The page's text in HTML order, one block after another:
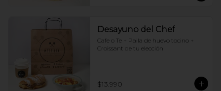
Desayuno del Chef
Cafe o Te + Paila de huevo tocino +
Croissant de tu elección
$13.990